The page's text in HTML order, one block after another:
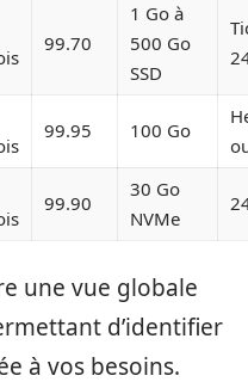
99.70
1 Go à
500 Go
SSD
99.95 100 Go
99.90
30 Go
NVMe
une vue globale
d’identifier
à vos besoins.